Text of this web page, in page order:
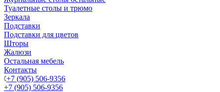
Туалетные столы и трюмо
Зеркала
Подставки
Подставки для цветов
Шторы
Жалюзи
Остальная мебель
Контакты
+7 (905) 506-9356
+7 (905) 506-9356